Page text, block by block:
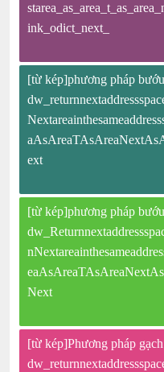
ink_odict_next_
[từ kép]phương pháp
ext
[từ kép]phương pháp
Next
[từ kép]Phương pháp